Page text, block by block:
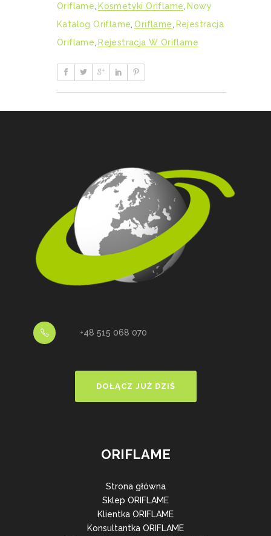
Oriflame Kosmetyki Oriflame Nowy
Katalog Oriflame Oriflame
Rejestracja
Oriflame Rejestracja W Oriflame
+48 515 068 070
DOŁĄCZ JUŻ DZIŚ
ORIFLAME
Strona główna
Sklep ORIFLAME
Klientka ORIFLAME
Konsultantka ORIFLAME